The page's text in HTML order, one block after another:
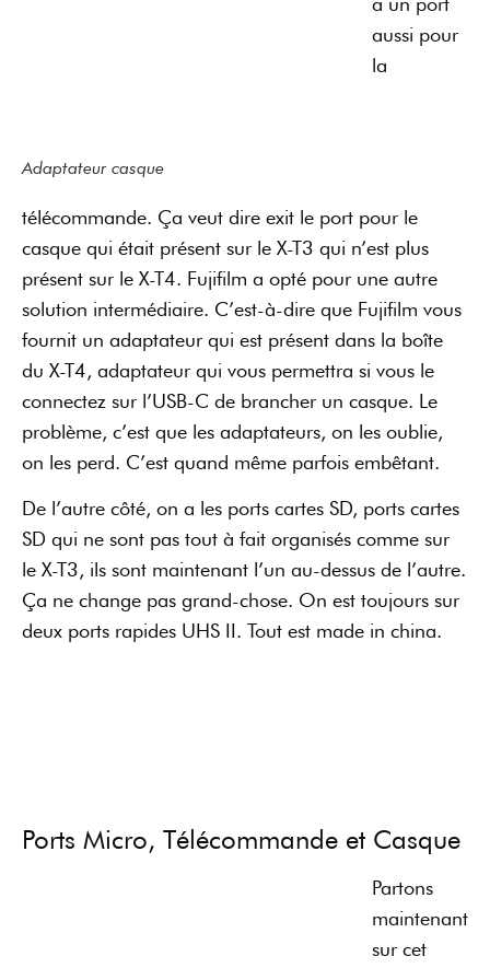
Adaptateur casque
aussi pour
la
télécommande. Ça veut dire exit le port pour le
casque qui était présent sur le X-T3 qui n’est plus
présent sur le X-T4. Fujifilm a opté pour une autre
solution intermédiaire. C’est-à-dire que Fujifilm vous
fournit un adaptateur qui est présent dans la boîte
du X-T4, adaptateur qui vous permettra si vous le
connectez sur l’USB-C de brancher un casque. Le
problème, c’est que les adaptateurs, on les oublie,
on les perd. C’est quand même parfois embêtant.
De l’autre côté, on a les ports cartes SD, ports cartes
SD qui ne sont pas tout à fait organisés comme sur
le X-T3, ils sont maintenant l’un au-dessus de l’autre.
Ça ne change pas grand-chose. On est toujours sur
deux ports rapides UHS II. Tout est made in china.
Ports Micro, Télécommande et Casque
Partons
maintenant
sur cet